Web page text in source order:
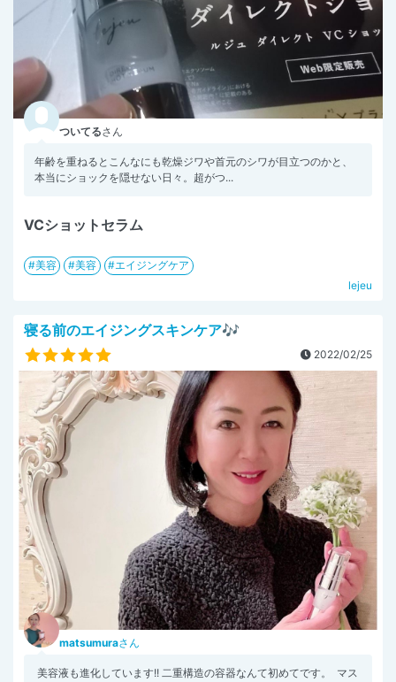
ついてるさん
年齢を重ねるとこんなにも乾燥ジワや首元のシワが目立つのかと、
本当にショックを隠せない日々。超がつ...
VCショットセラム
美容 美容
エイジングケア
lejeu
寝る前のエイジングスキンケア🎶
2022/02/25
matsumuraさん
⁡ 美容液も進化しています!! 二重構造の容器なんて初めてです。 ⁡ マス